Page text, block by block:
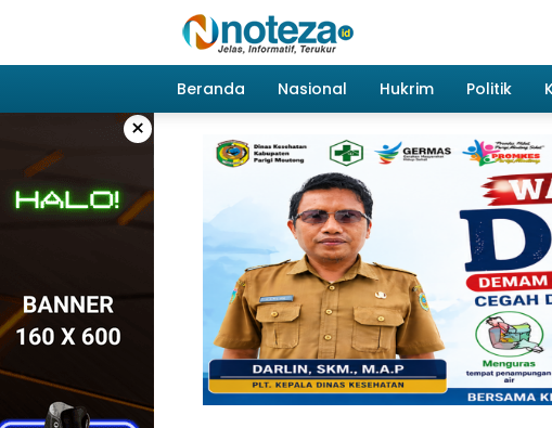
Beranda
Nasional Hukrim Politik
×